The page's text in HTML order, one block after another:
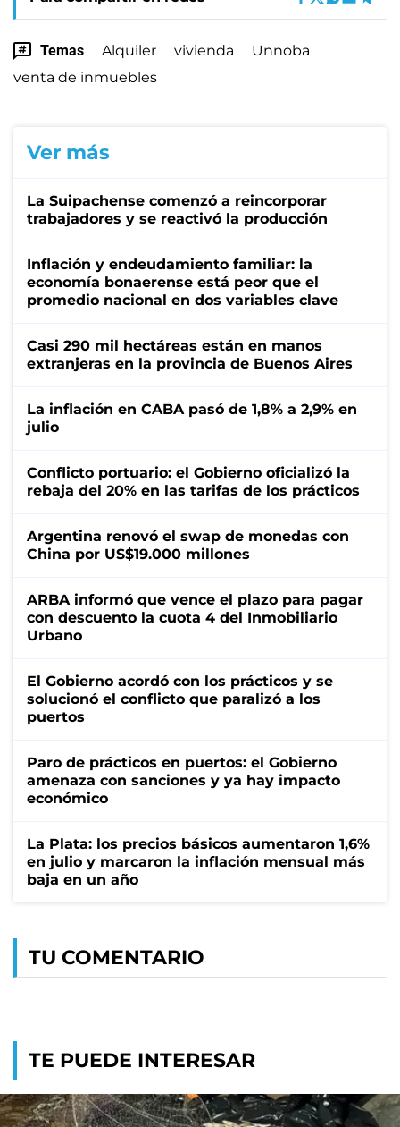
Temas Alquiler vivienda
Unnoba
venta de inmuebles
Ver más
La Suipachense comenzó a reincorporar
trabajadores y se reactivó la producción
Inflación y endeudamiento familiar: la
economía bonaerense está peor que el
promedio nacional en dos variables clave
Casi 290 mil hectáreas están en manos
extranjeras en la provincia de Buenos Aires
La inflación en CABA pasó de 1,8% a 2,9% en
julio
Conflicto portuario: el Gobierno oficializó la
rebaja del 20% en las tarifas de los prácticos
Argentina renovó el swap de monedas con
China por US$19.000 millones
ARBA informó que vence el plazo para pagar
con descuento la cuota 4 del Inmobiliario
Urbano
El Gobierno acordó con los prácticos y se
solucionó el conflicto que paralizó a los
puertos
Paro de prácticos en puertos: el Gobierno
amenaza con sanciones y ya hay impacto
económico
La Plata: los precios básicos aumentaron 1,6%
en julio y marcaron la inflación mensual más
baja en un año
TU COMENTARIO
TE PUEDE INTERESAR